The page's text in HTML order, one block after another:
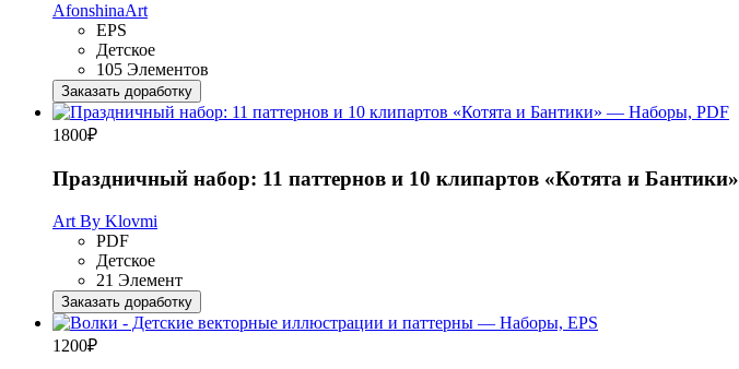
AfonshinaArt
EPS
Детское
105 Элементов
Заказать доработку
1800₽
Праздничный набор: 11 паттернов и 10 клипартов «Котята и Бантики»
Art By Klovmi
PDF
Детское
21 Элемент
Заказать доработку
1200₽